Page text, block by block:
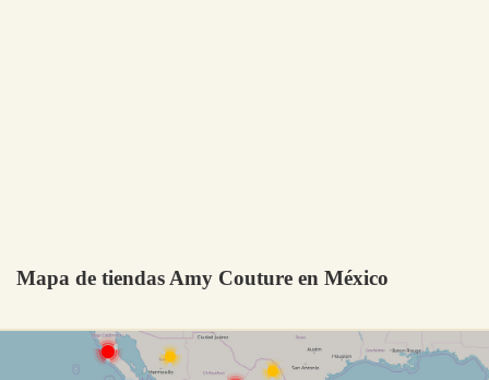
Mapa de tiendas Amy Couture en México